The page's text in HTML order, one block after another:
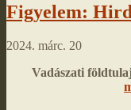
Figyelem:
2024. márc. 20
Vadászati